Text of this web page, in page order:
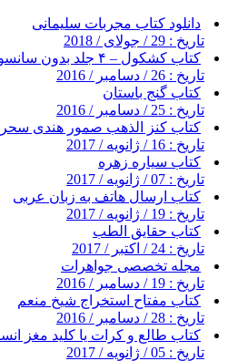
دانلود کتاب مجربات سلیمانی
تاریخ : 29 / جولای / 2018
کتاب کشکول – ۴ جلد بدون سانسور
تاریخ : 26 / دسامبر / 2016
کتاب گنج باستان
تاریخ : 25 / دسامبر / 2016
کتاب کنز الذهب صمور هندی سحر
تاریخ : 16 / ژانویه / 2017
کتاب سیاره زهره
تاریخ : 07 / ژانویه / 2017
کتاب ارسال هاتف به زبان عربی
تاریخ : 19 / ژانویه / 2017
کتاب حقایق الطب
تاریخ : 24 / اکتبر / 2017
مجله تخصصی جواهرات
تاریخ : 19 / دسامبر / 2016
کتاب مفتاح استخراج شیخ منعم
تاریخ : 28 / دسامبر / 2016
کتاب طالع و کرات یا کلید مغز
تاریخ : 05 / ژانویه / 2017